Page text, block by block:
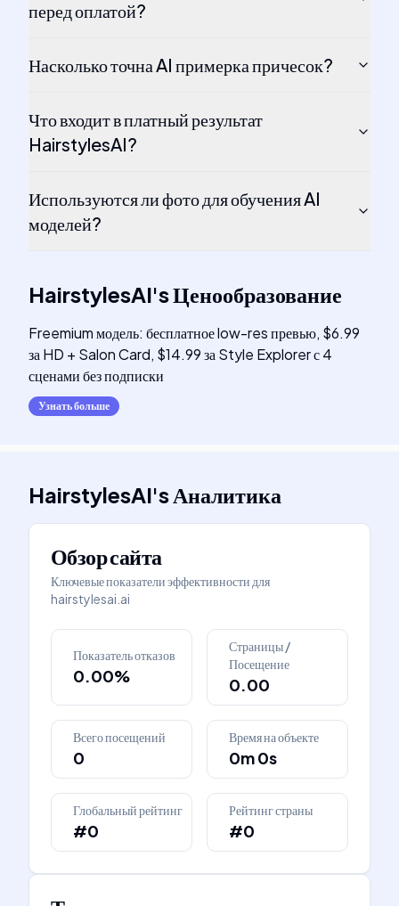
перед оплатой?
Насколько точна AI примерка причесок?
Что входит в платный результат
HairstylesAI?
Используются ли фото для обучения AI
моделей?
HairstylesAI'sЦенообразование
Freemium модель: бесплатное low-res превью, $6.99
за HD + Salon Card, $14.99 за Style Explorer с 4
сценами без подписки
Узнать больше
HairstylesAI'sАналитика
Обзор сайта
Ключевые показатели эффективности для
hairstylesai.ai
Показатель отказов
0.00%
Страницы /
Посещение
0.00
Всего посещений
0
Время на объекте
0m 0s
Глобальный рейтинг
#0
Рейтинг страны
#0